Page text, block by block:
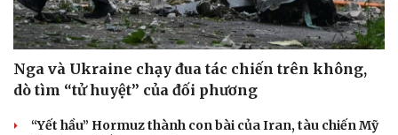
Nga và Ukraine chạy đua tác chiến trên không,
dò tìm “tử huyệt” của đối phương
“Yết hầu” Hormuz thành con bài của Iran, tàu chiến Mỹ